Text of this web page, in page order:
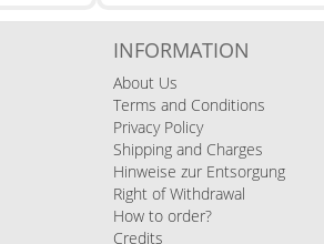
INFORMATION
About Us
Terms and Conditions
Privacy Policy
Shipping and Charges
Hinweise zur Entsorgung
Right of Withdrawal
How to order?
Credits